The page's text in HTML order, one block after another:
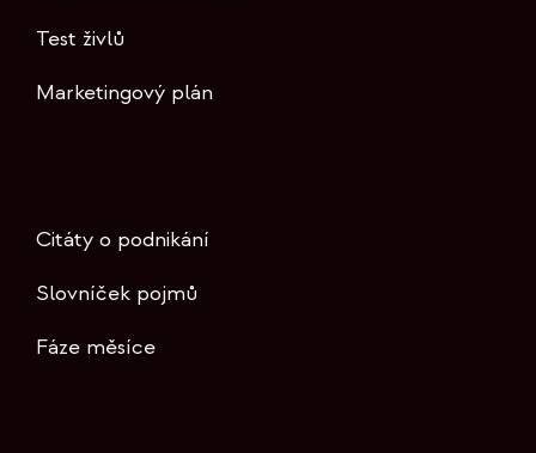
Test živlů
Marketingový plán
Citáty o podnikání
Slovníček pojmů
Fáze měsíce